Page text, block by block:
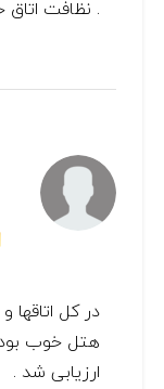
. نظافت
در کل
هتل خوب بود
ارزیابی شد .